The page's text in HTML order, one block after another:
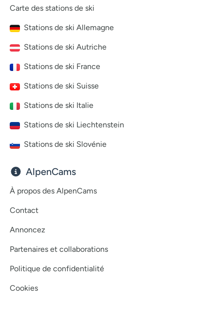
Carte des stations de ski
Stations de ski Allemagne
Stations de ski Autriche
Stations de ski France
Stations de ski Suisse
Stations de ski Italie
Stations de ski Liechtenstein
Stations de ski Slovénie
AlpenCams
À propos des AlpenCams
Contact
Annoncez
Partenaires et collaborations
Politique de confidentialité
Cookies